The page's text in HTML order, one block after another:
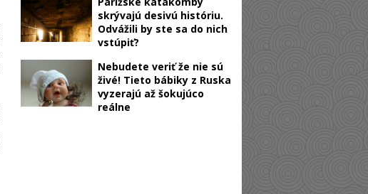
skrývajú desivú históriu.
Odvážili by ste sa do nich
vstúpiť?
Nebudete veriť že nie sú
živé! Tieto bábiky z Ruska
vyzerajú až šokujúco
reálne